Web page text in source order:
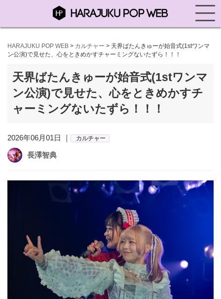
HARAJUKU POP WEB > カルチャー > 天界ばたんきゅーが始音式(1stワンマ
ン公演)で見せた、心をときめかすチャーミングないたずら！！！
天界ばたんきゅーが始音式(1stワンマ
ン公演)で見せた、心をときめかすチ
ャーミングないたずら！！！
2026年06月01日 ｜ カルチャー
長澤智典